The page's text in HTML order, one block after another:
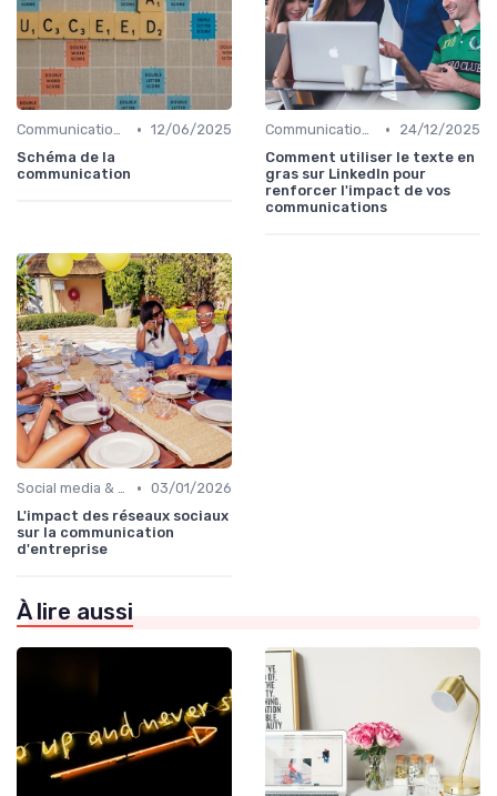
Communication digitale & omnicanale • 12/06/2025
Schéma de la
communication
Communication digitale & omnicanale •
24/12/2025
Comment utiliser le texte en
gras sur LinkedIn pour
renforcer l'impact de vos
communications
Social media & e-réputation • 03/01/2026
L'impact des réseaux sociaux
sur la communication
d'entreprise
À lire aussi